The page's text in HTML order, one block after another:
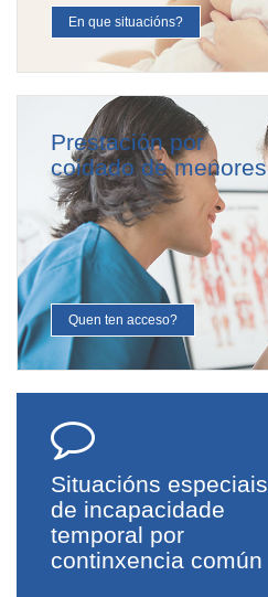
En que situacións?
Prestación por
coidado de menores
Quen ten acceso?
Situacións especiais
de incapacidade
temporal por
continxencia común